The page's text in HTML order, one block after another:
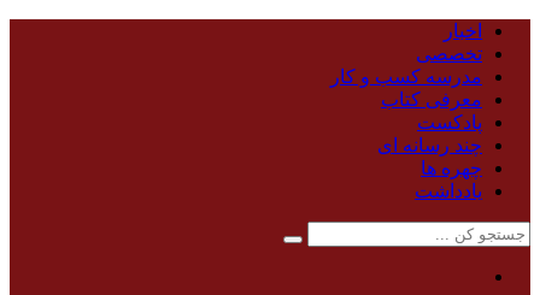
اخبار
تخصصی
مدرسه کسب و کار
معرفی کتاب
پادکست
چند رسانه ای
چهره ها
یادداشت